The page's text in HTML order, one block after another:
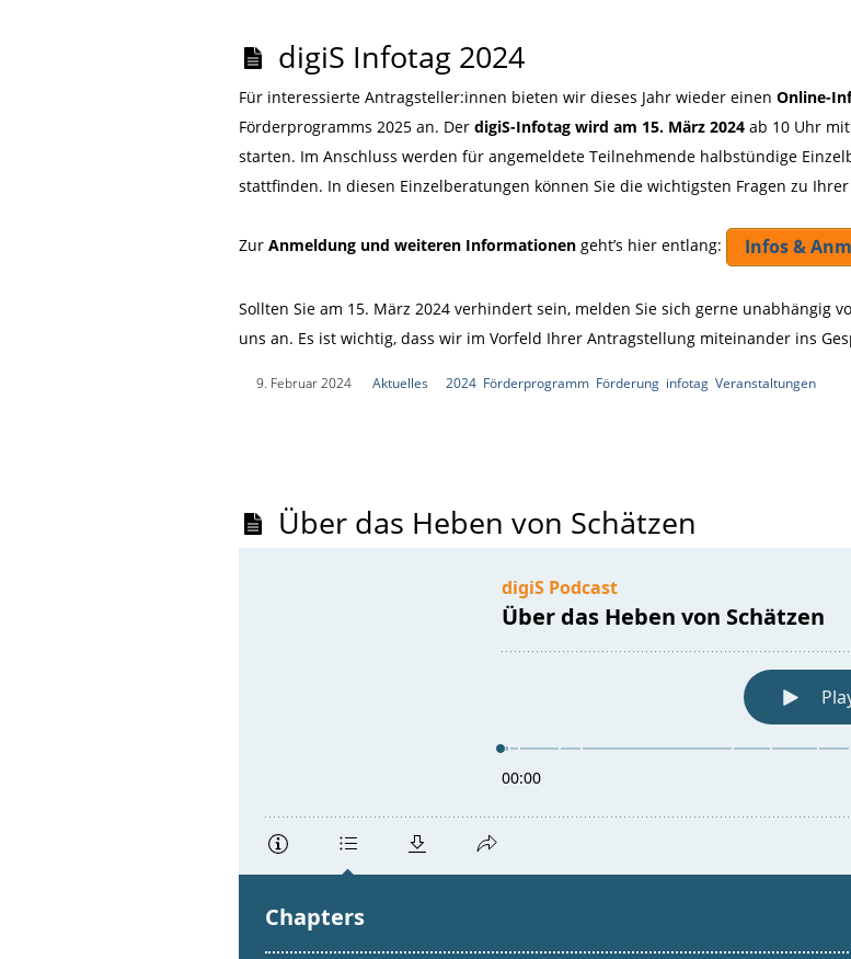
digiS Infotag 2024
Für interessierte Antragsteller:innen bieten wir dieses Jahr wieder einen Online-
Förderprogramms 2025 an. Der digiS-Infotag wird am 15. März 2024 ab 10 Uhr
starten. Im Anschluss werden für angemeldete Teilnehmende halbstündige
stattfinden. In diesen Einzelberatungen können Sie die wichtigsten Fragen zu
ZurAnmeldung und weiteren Informationengeht’s hier entlang: Infos &
Sollten Sie am 15. März 2024 verhindert sein, melden Sie sich gerne unabhängig
uns an. Es ist wichtig, dass wir im Vorfeld Ihrer Antragstellung miteinander ins
9. Februar 2024 Aktuelles 2024, Förderprogramm, Förderung, infotag, Veranstaltungen
Über das Heben von Schätzen